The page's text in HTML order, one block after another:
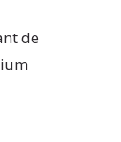
de